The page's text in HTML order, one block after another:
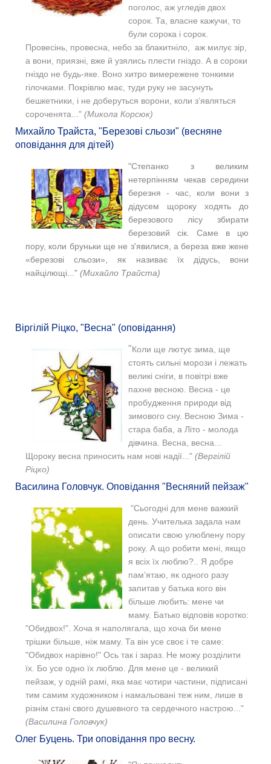
поголос, аж угледів двох
сорок. Та, власне кажучи, то
були сорока і сорок.
Провесінь, провесна, небо за блакитніло, аж милує зip,
а вони, приязні, вже й узялись плести гніздо. А в сороки
гніздо не будь-яке. Воно хитро вимережене тонкими
гілочками. Покрівлю має, туди руку не засунуть
бешкетники, і не доберуться ворони, коли з’являться
сороченята..." (Микола Корсюк)
Михайло Трайста, "Березові сльози" (весняне
оповідання для дітей)
"Степанко з великим
нетерпінням чекав середини
березня - час, коли вони з
дідусем щороку ходять до
березового лісу збирати
березовий сік. Саме в цю
пору, коли бруньки ще не з'явилися, а береза вже жене
«березові сльози», як називає їх дідусь, вони
найцілющі..." (Михайло Трайста)
Віргілій Ріцко, "Весна" (оповідання)
"Коли ще лютує зима, ще
стоять сильні морози і лежать
великі сніги, в повітрі вже
пахне весною. Весна - це
пробудження природи від
зимового сну. Весною Зима -
стара баба, а Літо - молода
дівчина. Весна, весна...
Щороку весна приносить нам нові надії..." (Вергілій
Ріцко)
Василина Головчук. Оповідання "Весняний пейзаж"
"Сьогодні для мене важкий
день. Учителька задала нам
описати свою улюблену пору
року. А що робити мені, якщо
я всіх їх люблю?.. Я добре
пам’ятаю, як одного разу
запитав у батька кого він
більше любить: мене чи
маму. Батько відповів коротко:
"Обидвох!". Хоча я наполягала, що хоча би мене
трішки більше, ніж маму. Та він усе своє і те саме:
"Обидвох нарівно!" Ось так і зараз. Не можу розділити
їх. Бо усе одно їх люблю. Для мене це - великий
пейзаж, у одній рамі, яка має чотири частини, підписані
тим самим художником і намальовані теж ним, лише в
різнім стані свого душевного та сердечного настрою..."
(Василина Головчук)
Олег Буцень. Три оповідання про весну.